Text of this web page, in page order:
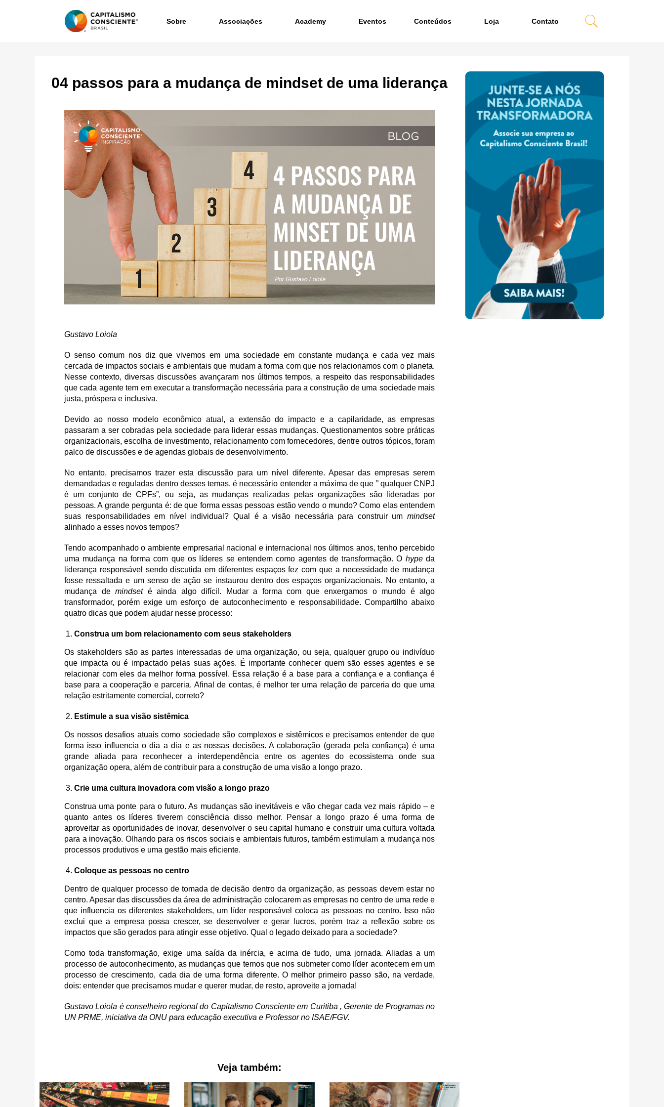
Sobre Associações Academy Eventos Conteúdos Loja Contato
04 passos para a mudança de mindset de uma liderança
Gustavo Loiola
O senso comum nos diz que vivemos em uma sociedade em constante mudança e cada vez mais
cercada de impactos sociais e ambientais que mudam a forma com que nos relacionamos com o planeta.
Nesse contexto, diversas discussões avançaram nos últimos tempos, a respeito das responsabilidades
que cada agente tem em executar a transformação necessária para a construção de uma sociedade mais
justa, próspera e inclusiva.
Devido ao nosso modelo econômico atual, a extensão do impacto e a capilaridade, as empresas
passaram a ser cobradas pela sociedade para liderar essas mudanças. Questionamentos sobre práticas
organizacionais, escolha de investimento, relacionamento com fornecedores, dentre outros tópicos, foram
palco de discussões e de agendas globais de desenvolvimento.
No entanto, precisamos trazer esta discussão para um nível diferente. Apesar das empresas serem
demandadas e reguladas dentro desses temas, é necessário entender a máxima de que ” qualquer CNPJ
é um conjunto de CPFs”, ou seja, as mudanças realizadas pelas organizações são lideradas por
pessoas. A grande pergunta é: de que forma essas pessoas estão vendo o mundo? Como elas entendem
suas responsabilidades em nível individual? Qual é a visão necessária para construir ummindset
alinhado a esses novos tempos?
Tendo acompanhado o ambiente empresarial nacional e internacional nos últimos anos, tenho percebido
uma mudança na forma com que os líderes se entendem como agentes de transformação. O hypeda
liderança responsável sendo discutida em diferentes espaços fez com que a necessidade de mudança
fosse ressaltada e um senso de ação se instaurou dentro dos espaços organizacionais. No entanto, a
mudança demindseté ainda algo difícil. Mudar a forma com que enxergamos o mundo é algo
transformador, porém exige um esforço de autoconhecimento e responsabilidade. Compartilho abaixo
quatro dicas que podem ajudar nesse processo:
Construa um bom relacionamento com seus stakeholders
Os stakeholders são as partes interessadas de uma organização, ou seja, qualquer grupo ou indivíduo
que impacta ou é impactado pelas suas ações. É importante conhecer quem são esses agentes e se
relacionar com eles da melhor forma possível. Essa relação é a base para a confiança e a confiança é
base para a cooperação e parceria. Afinal de contas, é melhor ter uma relação de parceria do que uma
relação estritamente comercial, correto?
Estimule a sua visão sistêmica
Os nossos desafios atuais como sociedade são complexos e sistêmicos e precisamos entender de que
forma isso influencia o dia a dia e as nossas decisões. A colaboração (gerada pela confiança) é uma
grande aliada para reconhecer a interdependência entre os agentes do ecossistema onde sua
organização opera, além de contribuir para a construção de uma visão a longo prazo.
Crie uma cultura inovadora com visão a longo prazo
Construa uma ponte para o futuro. As mudanças são inevitáveis e vão chegar cada vez mais rápido – e
quanto antes os líderes tiverem consciência disso melhor. Pensar a longo prazo é uma forma de
aproveitar as oportunidades de inovar, desenvolver o seu capital humano e construir uma cultura voltada
para a inovação. Olhando para os riscos sociais e ambientais futuros, também estimulam a mudança nos
processos produtivos e uma gestão mais eficiente.
Coloque as pessoas no centro
Dentro de qualquer processo de tomada de decisão dentro da organização, as pessoas devem estar no
centro. Apesar das discussões da área de administração colocarem as empresas no centro de uma rede e
que influencia os diferentes stakeholders, um líder responsável coloca as pessoas no centro. Isso não
exclui que a empresa possa crescer, se desenvolver e gerar lucros, porém traz a reflexão sobre os
impactos que são gerados para atingir esse objetivo. Qual o legado deixado para a sociedade?
Como toda transformação, exige uma saída da inércia, e acima de tudo, uma jornada. Aliadas a um
processo de autoconhecimento, as mudanças que temos que nos submeter como líder acontecem em um
processo de crescimento, cada dia de uma forma diferente. O melhor primeiro passo são, na verdade,
dois: entender que precisamos mudar e querer mudar, de resto, aproveite a jornada!
Gustavo Loiola é conselheiro regional do Capitalismo Consciente em Curitiba , Gerente de Programas no
UN PRME, iniciativa da ONU para educação executiva e Professor no ISAE/FGV.
Veja também: